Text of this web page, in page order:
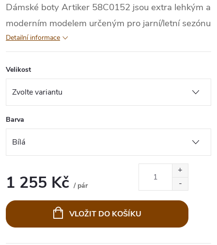
Dámské boty Artiker 58C0152 jsou extra lehkým a
moderním modelem určeným pro jarní/letní sezónu
Detailní informace
Velikost
Barva
1 255 Kč / pár
cena:
VLOŽIT DO KOŠÍKU